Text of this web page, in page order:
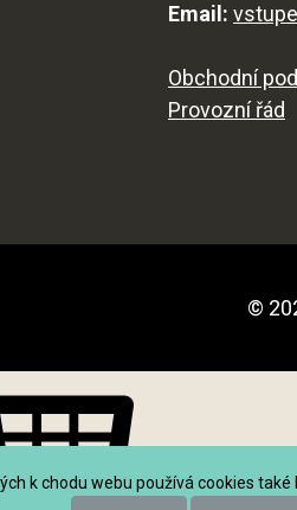
Email:
Obchodní
Provozní řád
©
k chodu webu používá cookies